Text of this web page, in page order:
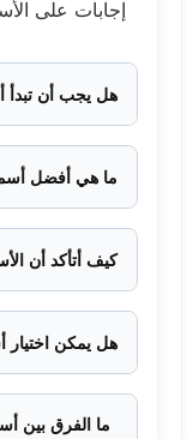
إجابات على
هل يجب أن تبدأ
الوزن أو
ما هي أفضل
وآلاء، ضحى وسجى.
كيف أتأكد أن
موسيقي وعدم
هل يمكن اختيار
المستقلة تماماً،
ما الفرق بين